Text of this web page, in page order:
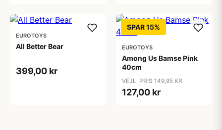
EUROTOYS
All Better Bear
399,00 kr
SPAR 15%
EUROTOYS
Among Us Bamse Pink
40cm
VEJL. PRIS 149,95 KR
127,00 kr